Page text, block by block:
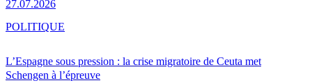
27.07.2026
L’Espagne sous pression : la crise migratoire de Ceuta met
Schengen à l’épreuve
POLITIQUE